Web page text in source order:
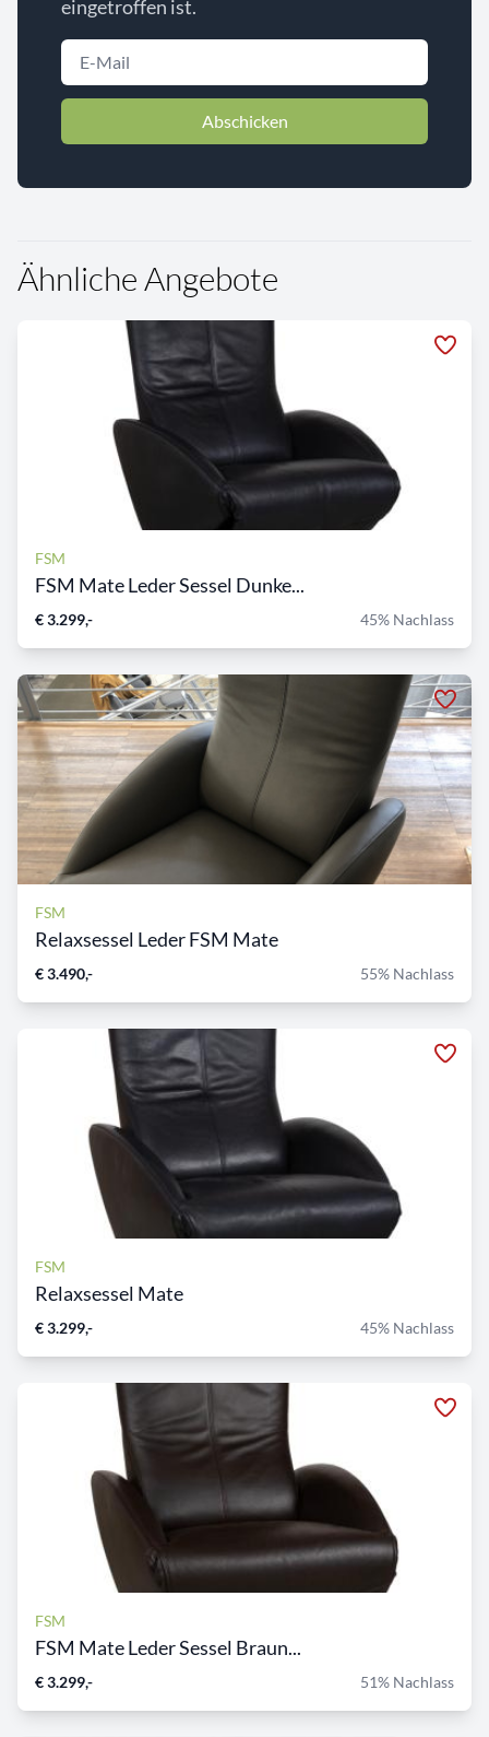
eingetroffen ist.
Abschicken
Ähnliche Angebote
FSM
FSM Mate Leder Sessel Dunke...
€ 3.299,- 45% Nachlass
FSM
Relaxsessel Leder FSM Mate
€ 3.490,- 55% Nachlass
FSM
Relaxsessel Mate
€ 3.299,- 45% Nachlass
FSM
FSM Mate Leder Sessel Braun...
€ 3.299,- 51% Nachlass